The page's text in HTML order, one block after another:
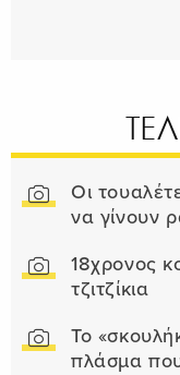
Οι
να γίνουν
18χρονος
τζιτζίκια
Το
πλάσμα